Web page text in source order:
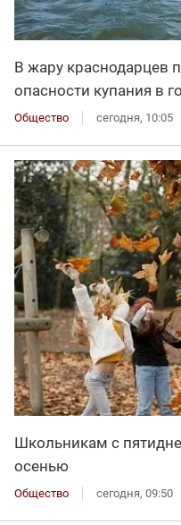
В жару краснодарцев
опасности купания в
Общество сегодня, 10:05
Школьникам с
осенью
Общество сегодня, 09:50